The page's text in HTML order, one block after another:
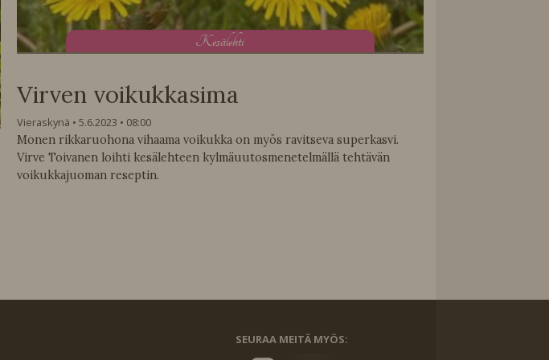
Kesälehti
Virven voikukkasima
Vieraskynä 5.6.2023
08:00
Monen rikkaruohona vihaama voikukka on myös ravitseva superkasvi.
Virve Toivanen loihti kesälehteen kylmäuutosmenetelmällä tehtävän
voikukkajuoman reseptin.
SEURAA MEITÄ MYÖS: